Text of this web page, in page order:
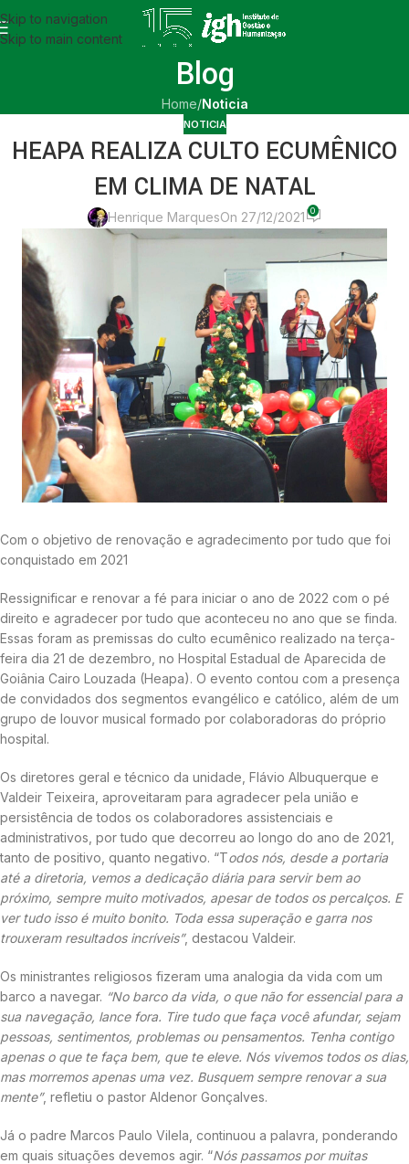
Skip to navigation
Skip to main content
Blog
Home/Noticia
NOTICIA
HEAPA REALIZA CULTO ECUMÊNICO
EM CLIMA DE NATAL
Henrique MarquesOn 27/12/2021 0
Com o objetivo de renovação e agradecimento por tudo que foi
conquistado em 2021
Ressignificar e renovar a fé para iniciar o ano de 2022 com o pé
direito e agradecer por tudo que aconteceu no ano que se finda.
Essas foram as premissas do culto ecumênico realizado na terça-
feira dia 21 de dezembro, no Hospital Estadual de Aparecida de
Goiânia Cairo Louzada (Heapa). O evento contou com a presença
de convidados dos segmentos evangélico e católico, além de um
grupo de louvor musical formado por colaboradoras do próprio
hospital.
Os diretores geral e técnico da unidade, Flávio Albuquerque e
Valdeir Teixeira, aproveitaram para agradecer pela união e
persistência de todos os colaboradores assistenciais e
administrativos, por tudo que decorreu ao longo do ano de 2021,
tanto de positivo, quanto negativo. “Todos nós, desde a portaria
até a diretoria, vemos a dedicação diária para servir bem ao
próximo, sempre muito motivados, apesar de todos os percalços. E
ver tudo isso é muito bonito. Toda essa superação e garra nos
trouxeram resultados incríveis”, destacou Valdeir.
Os ministrantes religiosos fizeram uma analogia da vida com um
barco a navegar. “No barco da vida, o que não for essencial para a
sua navegação, lance fora. Tire tudo que faça você afundar, sejam
pessoas, sentimentos, problemas ou pensamentos. Tenha contigo
apenas o que te faça bem, que te eleve. Nós vivemos todos os dias,
mas morremos apenas uma vez. Busquem sempre renovar a sua
mente”, refletiu o pastor Aldenor Gonçalves.
Já o padre Marcos Paulo Vilela, continuou a palavra, ponderando
em quais situações devemos agir. “Nós passamos por muitas